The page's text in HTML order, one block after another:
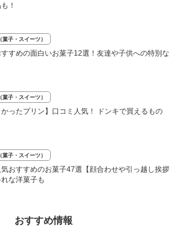
！
菓子・スイーツ）
すめの面白いお菓子12選！友達や子供への特別な
菓子・スイーツ）
かったプリン】口コミ人気！ ドンキで買えるもの
菓子・スイーツ）
おすすめのお菓子47選【顔合わせや引っ越し挨拶
な洋菓子も
おすすめ情報